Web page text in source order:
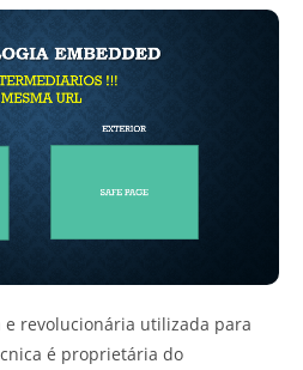
e revolucionária utilizada para
é proprietária do